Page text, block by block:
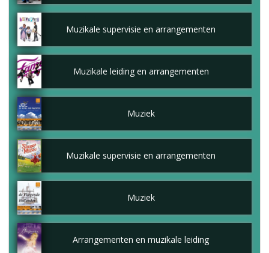
Muzikale supervisie en arrangementen
Muzikale leiding en arrangementen
Muziek
Muzikale supervisie en arrangementen
Muziek
Arrangementen en muzikale leiding